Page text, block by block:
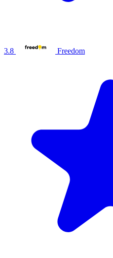
3.8 Freedom